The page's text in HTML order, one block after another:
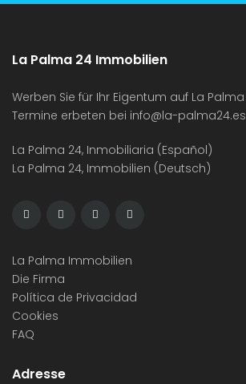
La Palma 24 Immobilien
Werben Sie für Ihr Eigentum auf La Palma
Termine erbeten bei info@la-palma24.es
La Palma 24, Inmobiliaria (Español)
La Palma 24, Immobilien (Deutsch)
La Palma Immobilien
Die Firma
Política de Privacidad
Cookies
FAQ
Adresse